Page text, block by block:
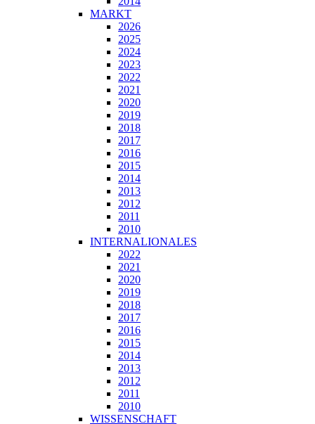
MARKT
2026
2025
2024
2023
2022
2021
2020
2019
2018
2017
2016
2015
2014
2013
2012
2011
2010
INTERNALIONALES
2022
2021
2020
2019
2018
2017
2016
2015
2014
2013
2012
2011
2010
WISSENSCHAFT